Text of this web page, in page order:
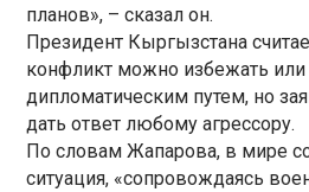
планов», – сказал он.
Президент Кыргызстана
конфликт можно избежать
дипломатическим путем, но
дать ответ любому агрессору.
По словам Жапарова, в мире
ситуация, «сопровождаясь